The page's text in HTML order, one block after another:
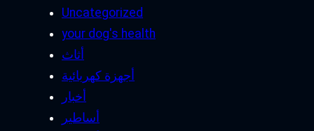
Uncategorized
your dog's health
أثاث
أجهزة كهربائية
أخبار
أساطير